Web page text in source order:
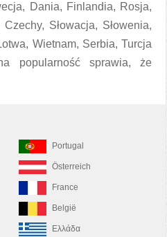
Dania, Finlandia, Rosja,
Słowacja, Słowenia,
Wietnam, Serbia, Turcja
popularność sprawia, że
Portugal
Österreich
France
België
Ελλάδα